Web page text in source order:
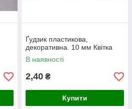
Ґудзик пластикова,
декоративна. 10 мм Квітка
В наявності
2,40 ₴
Купити